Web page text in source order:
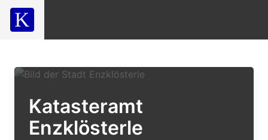
Katasteramt
Enzklösterle